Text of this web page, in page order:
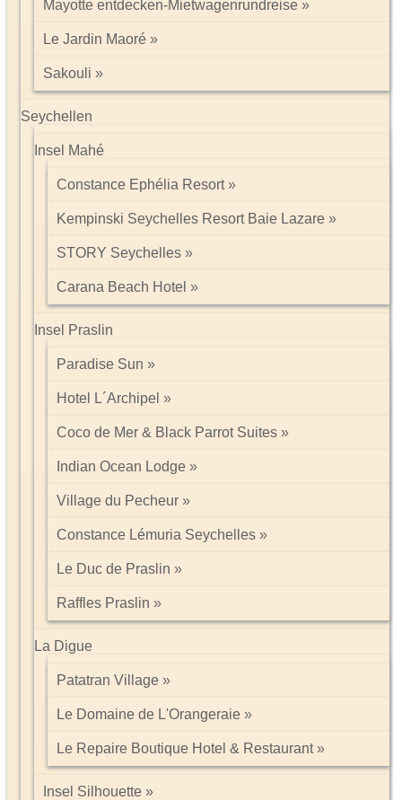
Mayotte entdecken-Mietwagenrundreise
Le Jardin Maoré
Sakouli
Seychellen
Insel Mahé
Constance Ephélia Resort
Kempinski Seychelles Resort Baie Lazare
STORY Seychelles
Carana Beach Hotel
Insel Praslin
Paradise Sun
Hotel L´Archipel
Coco de Mer & Black Parrot Suites
Indian Ocean Lodge
Village du Pecheur
Constance Lémuria Seychelles
Le Duc de Praslin
Raffles Praslin
La Digue
Patatran Village
Le Domaine de L'Orangeraie
Le Repaire Boutique Hotel & Restaurant
Insel Silhouette